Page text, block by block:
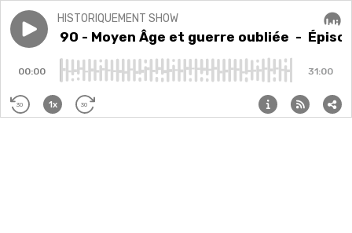
Play episode Épisode 90 - Moyen Âge et guerre oubliée
HISTORIQUEMENT SHOW
Épisode 90 - Moyen Âge et guerre oubliée -
00:00 31:00
30 1x 30